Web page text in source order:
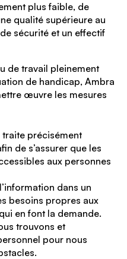
plus faible, de
qualité supérieure au
sécurité et un effectif
de travail pleinement
de handicap, Ambra
œuvre les mesures
précisément
de s’assurer que les
aux personnes
dans un
besoins propres aux
en font la demande.
trouvons et
pour nous